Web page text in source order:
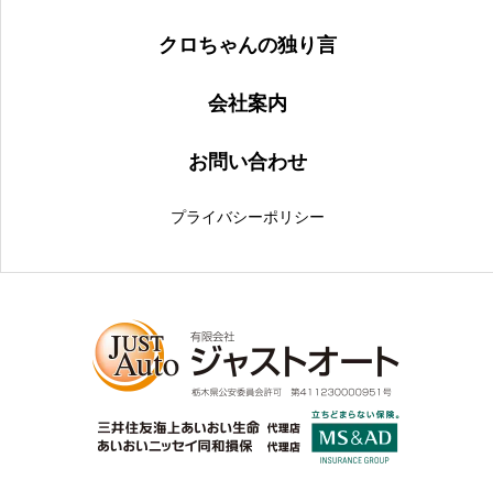
クロちゃんの独り言
会社案内
お問い合わせ
プライバシーポリシー